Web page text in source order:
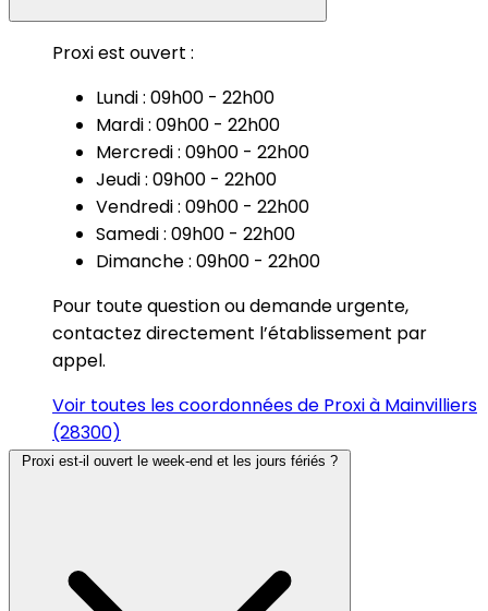
Proxi est ouvert :
Lundi : 09h00 - 22h00
Mardi : 09h00 - 22h00
Mercredi : 09h00 - 22h00
Jeudi : 09h00 - 22h00
Vendredi : 09h00 - 22h00
Samedi : 09h00 - 22h00
Dimanche : 09h00 - 22h00
Pour toute question ou demande urgente,
contactez directement l’établissement par
appel.
Voir toutes les coordonnées de Proxi à Mainvilliers
(28300)
Proxi est-il ouvert le week-end et les jours fériés ?